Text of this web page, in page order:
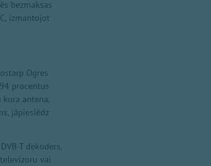
bezmaksas
izmantojot
Ogres
procentus
antena,
jāpieslēdz
T dekoders,
vai